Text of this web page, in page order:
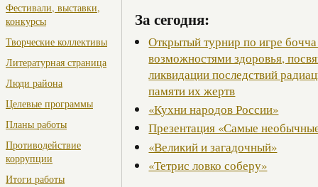
Фестивали, выставки,
конкурсы
Творческие коллективы
Литературная страница
Люди района
Целевые программы
Планы работы
Противодействие
коррупции
Итоги работы
За сегодня:
Открытый турнир по игре
возможностями здоровья,
ликвидации последствий
памяти их жертв
«Кухни народов России»
Презентация «Самые
«Великий и загадочный»
«Тетрис ловко соберу»